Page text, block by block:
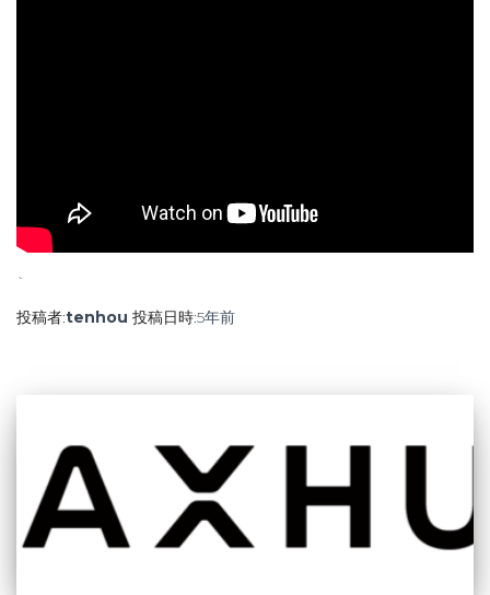
`
投稿者:tenhou 投稿日時:5年前